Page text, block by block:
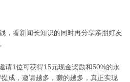
，看新闻长知识的同时再分享亲朋好友
请1位可获得15元现金奖励和50%的永
成，邀请越多，赚的越多，真正实现